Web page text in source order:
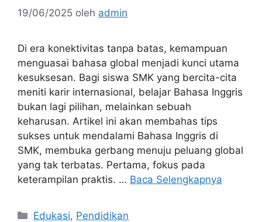
19/06/2025 oleh admin
Di era konektivitas tanpa batas, kemampuan
menguasai bahasa global menjadi kunci utama
kesuksesan. Bagi siswa SMK yang bercita-cita
meniti karir internasional, belajar Bahasa Inggris
bukan lagi pilihan, melainkan sebuah
keharusan. Artikel ini akan membahas tips
sukses untuk mendalami Bahasa Inggris di
SMK, membuka gerbang menuju peluang global
yang tak terbatas. Pertama, fokus pada
keterampilan praktis. … Baca Selengkapnya
Kategori
Edukasi, Pendidikan